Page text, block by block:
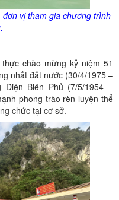
vị tham gia chương trình
chào mừng kỷ niệm 51
nhất đất nước (30/4/1975 –
Điện Biên Phủ (7/5/1954 –
phong trào rèn luyện thể
chức tại cơ sở.